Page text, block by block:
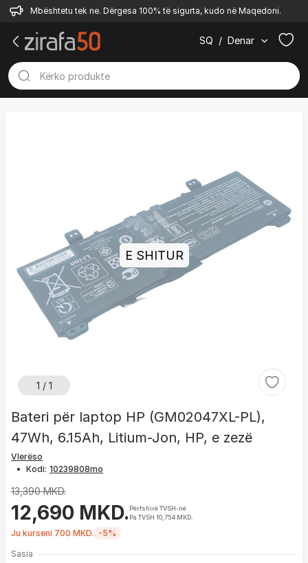
Mbështetu tek ne. Dërgesa 100% të sigurta, kudo në Maqedoni.
SQ / Denar
1 / 1
E SHITUR
Bateri për laptop HP (GM02047XL-PL),
47Wh, 6.15Ah, Litium-Jon, HP, e zezë
Vlerëso
• Kodi:
13,390 MKD.
12,690 MKD.Përfshirë TVSH-në
Pa TVSH 10,754 MKD.
Ju kurseni 700 MKD. -5%
Sasia